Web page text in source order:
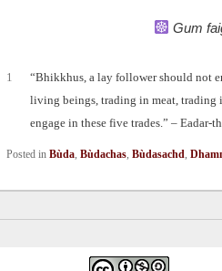
Gum
1
“Bhikkhus, a lay follower should not
living beings, trading in meat, trading
engage in these five trades.” –
Posted in Bùda, Bùdachas, Bùdasachd,